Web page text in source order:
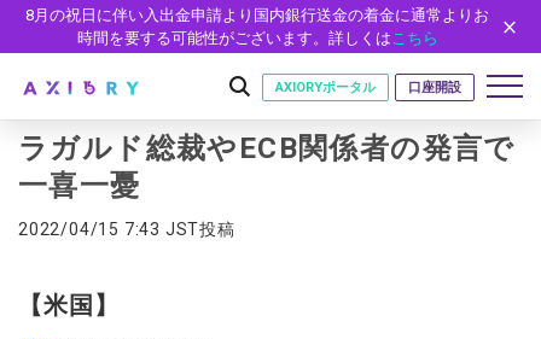
8月の祝日に伴い入出金申請より国内銀行送金の着金に通常よりお
時間を要する可能性がございます。詳しくはこちら
はじめに
ライセンス
取引商品
取引条件
口座
AXIORYポータル 口座開設
ラガルド総裁やECB関係者の発言で
一喜一憂
2022/04/15 7:43 JST投稿
【米国】